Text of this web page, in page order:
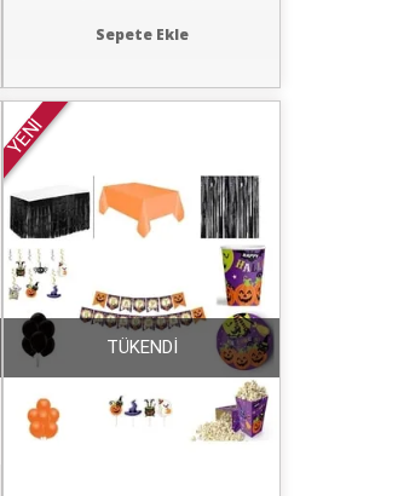
Sepete Ekle
YENİ
TÜKENDİ